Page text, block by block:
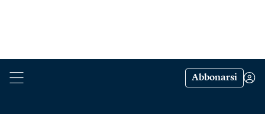
Abbonarsi